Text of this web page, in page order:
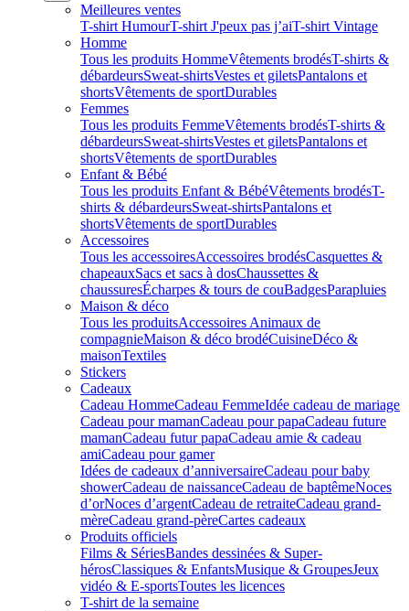
Meilleures ventes
T-shirt HumourT-shirt J'peux pas j’aiT-shirt Vintage
Homme
Tous les produits HommeVêtements brodésT-shirts &
débardeursSweat-shirtsVestes et giletsPantalons et
shortsVêtements de sportDurables
Femmes
Tous les produits FemmeVêtements brodésT-shirts &
débardeursSweat-shirtsVestes et giletsPantalons et
shortsVêtements de sportDurables
Enfant & Bébé
Tous les produits Enfant & BébéVêtements brodésT-
shirts & débardeursSweat-shirtsPantalons et
shortsVêtements de sportDurables
Accessoires
Tous les accessoiresAccessoires brodésCasquettes &
chapeauxSacs et sacs à dosChaussettes &
chaussuresÉcharpes & tours de couBadgesParapluies
Maison & déco
Tous les produitsAccessoires Animaux de
compagnieMaison & déco brodéCuisineDéco &
maisonTextiles
Stickers
Cadeaux
Cadeau HommeCadeau FemmeIdée cadeau de mariage​
Cadeau pour mamanCadeau pour papaCadeau future
mamanCadeau futur papaCadeau amie & cadeau
amiCadeau pour gamer
Idées de cadeaux d’anniversaireCadeau pour baby
showerCadeau de naissanceCadeau de baptêmeNoces
d’orNoces d’argentCadeau de retraiteCadeau grand-
mèreCadeau grand-pèreCartes cadeaux
Produits officiels
Films & SériesBandes dessinées & Super-
hérosClassiques & EnfantsMusique & GroupesJeux
vidéo & E-sportsToutes les licences
T-shirt de la semaine